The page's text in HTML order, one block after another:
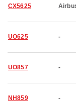
CX5625
UO625 -
UO857 -
NH859 -